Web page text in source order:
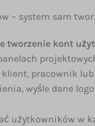
– system sam
tworzenie kont
klient, pracownik
wyśle dane
użytkowników w